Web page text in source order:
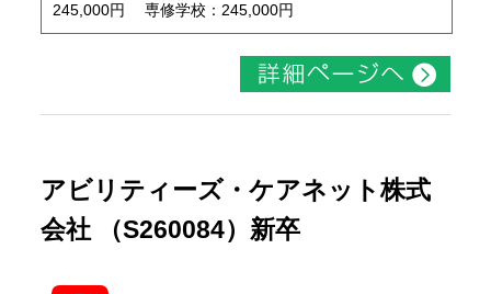
245,000円 専修学校：245,000円
アビリティーズ・ケアネット株式
会社 （S260084）新卒